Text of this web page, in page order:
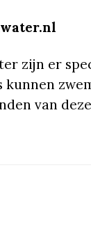
zijn er
kunnen
van